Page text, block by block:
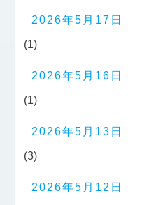
2026年5月17日
(1)
2026年5月16日
(1)
2026年5月13日
(3)
2026年5月12日